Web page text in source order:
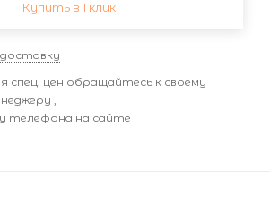
Купить в 1 клик
спец. цен обращайтесь к своему
,
телефона на сайте